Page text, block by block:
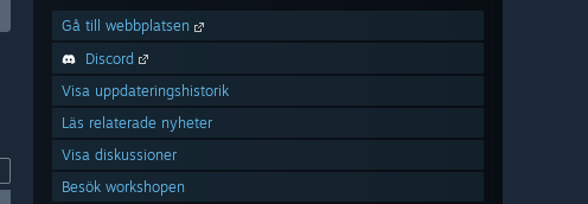
Gå till webbplatsen
Discord
Visa uppdateringshistorik
Läs relaterade nyheter
Visa diskussioner
Besök workshopen